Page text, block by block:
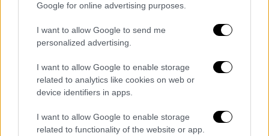
Google for online advertising purposes.
I want to allow Google to send me
personalized advertising.
I want to allow Google to enable storage
related to analytics like cookies on web or
device identifiers in apps.
I want to allow Google to enable storage
related to functionality of the website or app.
Προσπαθούμε να κατανοήσουμε τις
συνθήκεςκαι να επαληθεύσουμε τις
λεπτομέρειες της κατάστασης. Θα ήθελα να
τονίσω ότι πριν γίνει σαφές τι συνέβη,
οποιαδήποτε εσκεμμένη κερδοσκοπία ή
υπερβολή δεν θα βοηθούσε στον χειρισμό
του θέματος», δήλωσε η εκπρόσωπος του
υπουργείου Μάο Νινγκ σε τακτική